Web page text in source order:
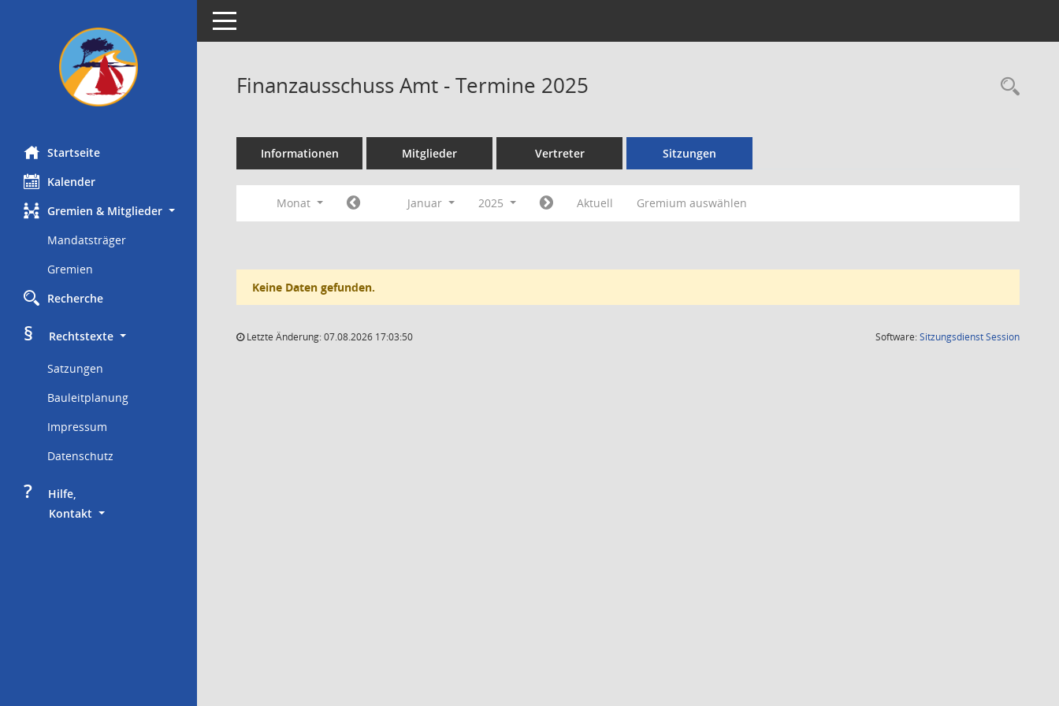
Startseite
Kalender
Gremien & Mitglieder
Mandatsträger
Gremien
Recherche
§
     Rechtstexte
Satzungen
Bauleitplanung
Impressum
Datenschutz
?
     Hilfe,
Kontakt
Toggle navigation
Finanzausschuss Amt - Termine 2025
Informationen Mitglieder Vertreter Sitzungen
Monat Januar 2025 Aktuell Gremium auswählen
Keine Daten gefunden.
Letzte Änderung: 07.08.2026 17:03:50 Software:SitzungsdienstSession(Wird in